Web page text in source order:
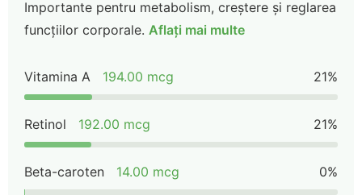
Importante pentru metabolism, creștere și reglarea
funcțiilor corporale. Aflați mai multe
Vitamina A 194.00 mcg 21%
Retinol 192.00 mcg 21%
Beta-caroten 14.00 mcg 0%